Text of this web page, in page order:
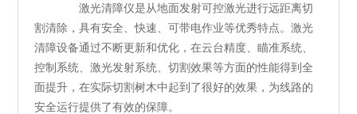
激光清障仪是从地面发射可控激光进行远距离切
割清除，具有安全、快速、可带电作业等优秀特点。激光
清障设备通过不断更新和优化，在云台精度、瞄准系统、
控制系统、激光发射系统、切割效果等方面的性能得到全
面提升，在实际切割树木中起到了很好的效果，为线路的
安全运行提供了有效的保障。